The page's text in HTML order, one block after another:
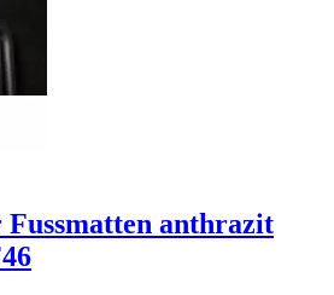
anthrazit